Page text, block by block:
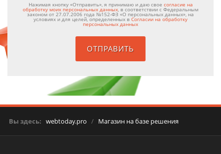
Нажимая кнопку «Отправить», я принимаю и даю свое согласие на
обработку моих персональных данных , в соответствии с Федеральным
законом от 27.07.2006 года №152-ФЗ «О персональных данных», на
условиях и для целей, определенных в Согласии на обработку
персональных данных
Вы здесь: webtoday.pro / Магазин на базе решения